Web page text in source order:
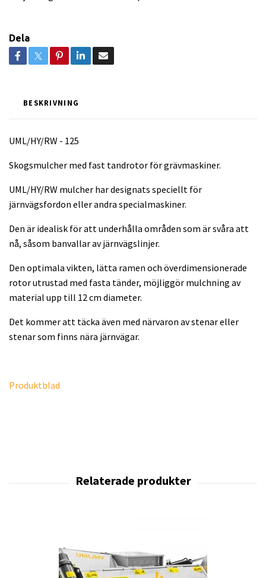
Dela
BESKRIVNING
UML/HY/RW - 125
Skogsmulcher med fast tandrotor för grävmaskiner.
UML/HY/RW mulcher har designats speciellt för
järnvägsfordon eller andra specialmaskiner.
Den är idealisk för att underhålla områden som är svåra att
nå, såsom banvallar av järnvägslinjer.
Den optimala vikten, lätta ramen och överdimensionerade
rotor utrustad med fasta tänder, möjliggör mulchning av
material upp till 12 cm diameter.
Det kommer att täcka även med närvaron av stenar eller
stenar som finns nära järnvägar.
Produktblad